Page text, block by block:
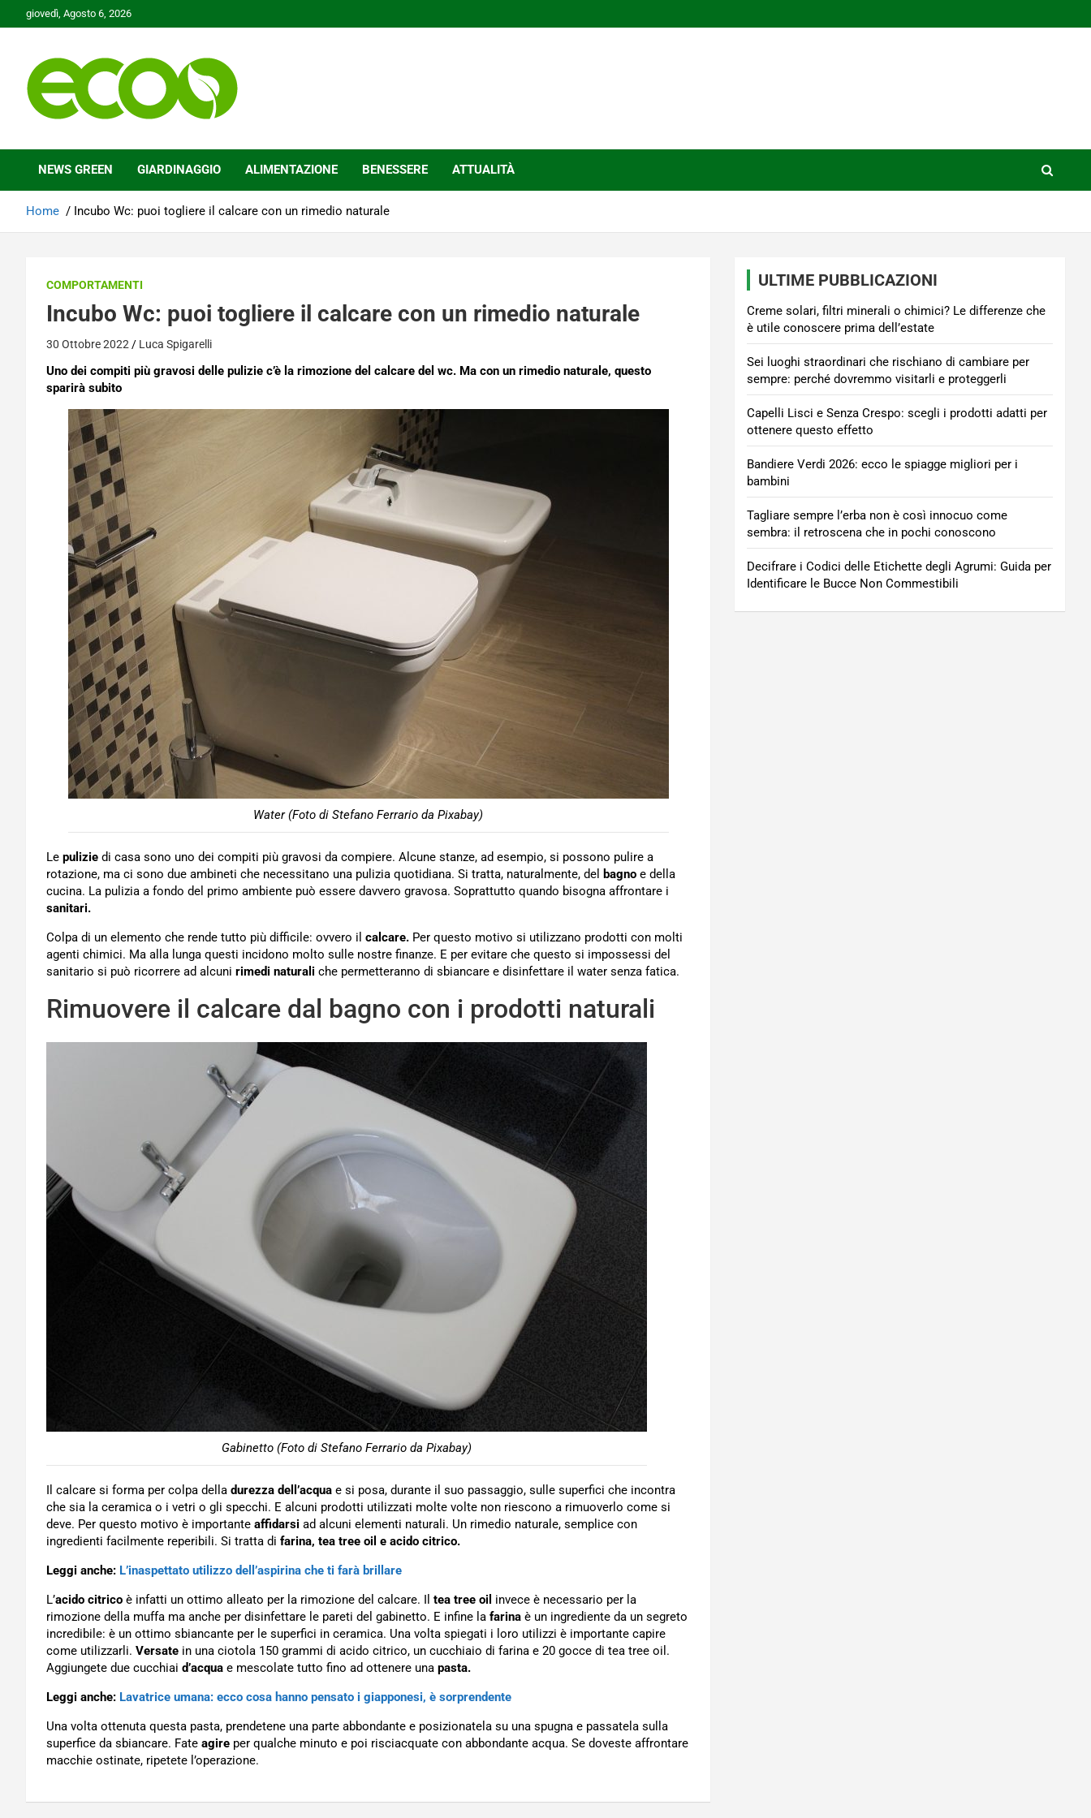
to
giovedì, Agosto 6, 2026
Ecoo.it
NEWS GREEN GIARDINAGGIO ALIMENTAZIONE BENESSERE ATTUALITÀ
Home Incubo Wc: puoi togliere il calcare con un rimedio naturale
COMPORTAMENTI
Incubo Wc: puoi togliere il calcare con un rimedio naturale
30 Ottobre 2022 Luca Spigarelli
Uno dei compiti più gravosi delle pulizie c’è la rimozione del calcare del wc. Ma con un rimedio naturale, questo
sparirà subito
Water (Foto di Stefano Ferrario da Pixabay)
Le pulizie di casa sono uno dei compiti più gravosi da compiere. Alcune stanze, ad esempio, si possono pulire a
rotazione, ma ci sono due ambineti che necessitano una pulizia quotidiana. Si tratta, naturalmente, del bagno e della
cucina. La pulizia a fondo del primo ambiente può essere davvero gravosa. Soprattutto quando bisogna affrontare i
sanitari.
Colpa di un elemento che rende tutto più difficile: ovvero il calcare. Per questo motivo si utilizzano prodotti con molti
agenti chimici. Ma alla lunga questi incidono molto sulle nostre finanze. E per evitare che questo si impossessi del
sanitario si può ricorrere ad alcuni rimedi naturali che permetteranno di sbiancare e disinfettare il water senza fatica.
Rimuovere il calcare dal bagno con i prodotti naturali
Gabinetto (Foto di Stefano Ferrario da Pixabay)
Il calcare si forma per colpa della durezza dell’acqua e si posa, durante il suo passaggio, sulle superfici che incontra
che sia la ceramica o i vetri o gli specchi. E alcuni prodotti utilizzati molte volte non riescono a rimuoverlo come si
deve. Per questo motivo è importante affidarsi ad alcuni elementi naturali. Un rimedio naturale, semplice con
ingredienti facilmente reperibili. Si tratta di farina, tea tree oil e acido citrico.
Leggi anche: L’inaspettato utilizzo dell’aspirina che ti farà brillare
L’acido citrico è infatti un ottimo alleato per la rimozione del calcare. Il tea tree oil invece è necessario per la
rimozione della muffa ma anche per disinfettare le pareti del gabinetto. E infine la farina è un ingrediente da un segreto
incredibile: è un ottimo sbiancante per le superfici in ceramica. Una volta spiegati i loro utilizzi è importante capire
come utilizzarli. Versate in una ciotola 150 grammi di acido citrico, un cucchiaio di farina e 20 gocce di tea tree oil.
Aggiungete due cucchiai d’acqua e mescolate tutto fino ad ottenere una pasta.
Leggi anche: Lavatrice umana: ecco cosa hanno pensato i giapponesi, è sorprendente
Una volta ottenuta questa pasta, prendetene una parte abbondante e posizionatela su una spugna e passatela sulla
superfice da sbiancare. Fate agire per qualche minuto e poi risciacquate con abbondante acqua. Se doveste affrontare
macchie ostinate, ripetete l’operazione.
ULTIME PUBBLICAZIONI
Creme solari, filtri minerali o chimici? Le differenze che
è utile conoscere prima dell’estate
Sei luoghi straordinari che rischiano di cambiare per
sempre: perché dovremmo visitarli e proteggerli
Capelli Lisci e Senza Crespo: scegli i prodotti adatti per
ottenere questo effetto
Bandiere Verdi 2026: ecco le spiagge migliori per i
bambini
Tagliare sempre l’erba non è così innocuo come
sembra: il retroscena che in pochi conoscono
Decifrare i Codici delle Etichette degli Agrumi: Guida per
Identificare le Bucce Non Commestibili